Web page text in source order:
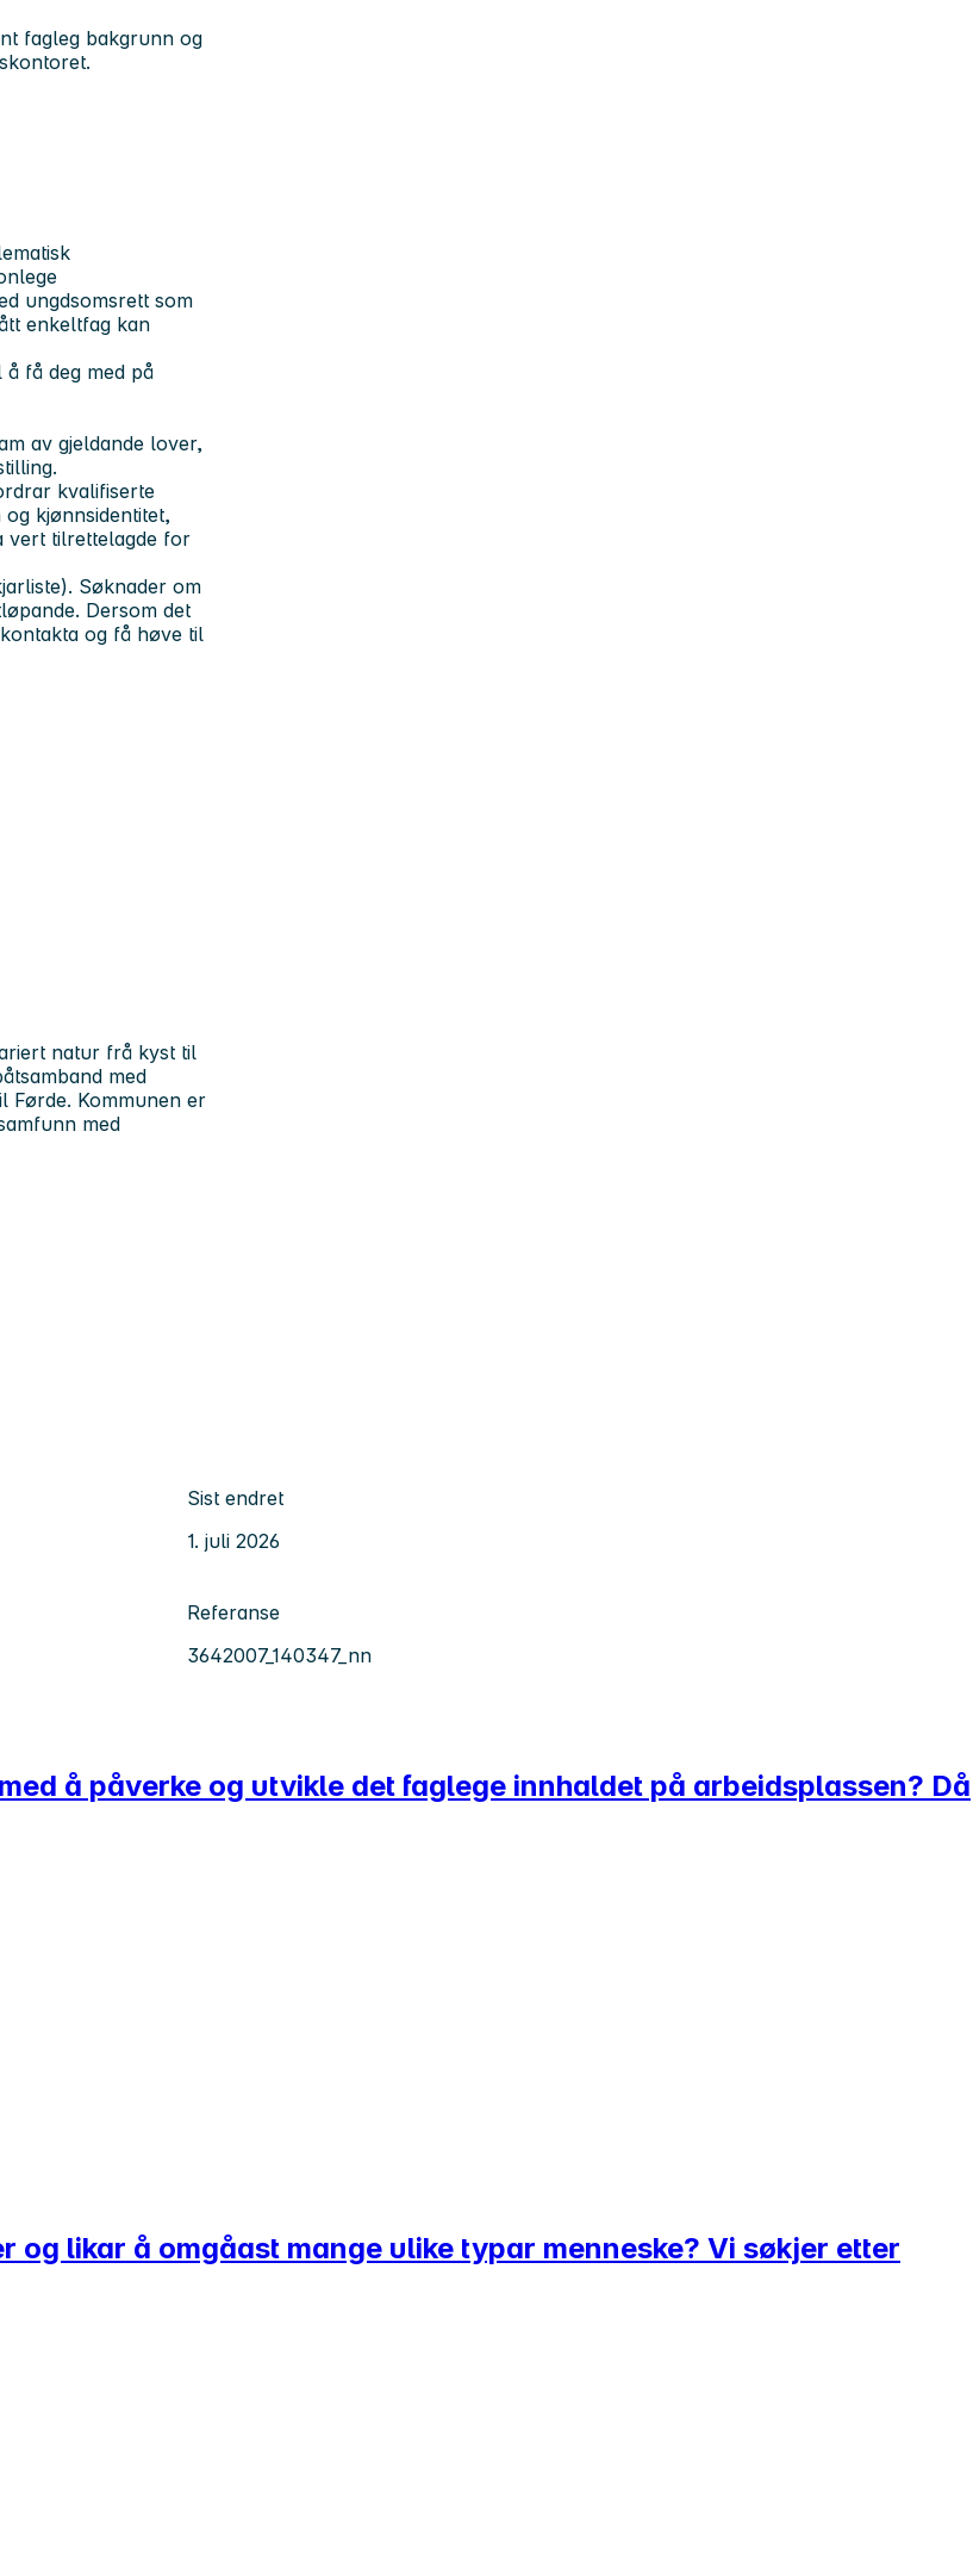
fagleg bakgrunn og
ungdsomsrett som
enkeltfag kan
få deg med på
av gjeldande lover,
kvalifiserte
kjønnsidentitet,
vert tilrettelagde for
Søknader om
Dersom det
og få høve til
natur frå kyst til
med
Førde. Kommunen er
med
Sist endret
1. juli 2026
Referanse
3642007_140347_nn
å påverke og utvikle det faglege innhaldet på arbeidsplassen? Då
og likar å omgåast mange ulike typar menneske? Vi søkjer etter